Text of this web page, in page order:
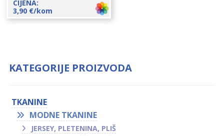
CIJENA:
3,90 €/kom
KATEGORIJE PROIZVODA
TKANINE
MODNE TKANINE
JERSEY, PLETENINA, PLIŠ